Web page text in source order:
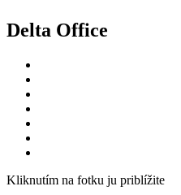
Delta Office
Kliknutím na fotku ju priblížite